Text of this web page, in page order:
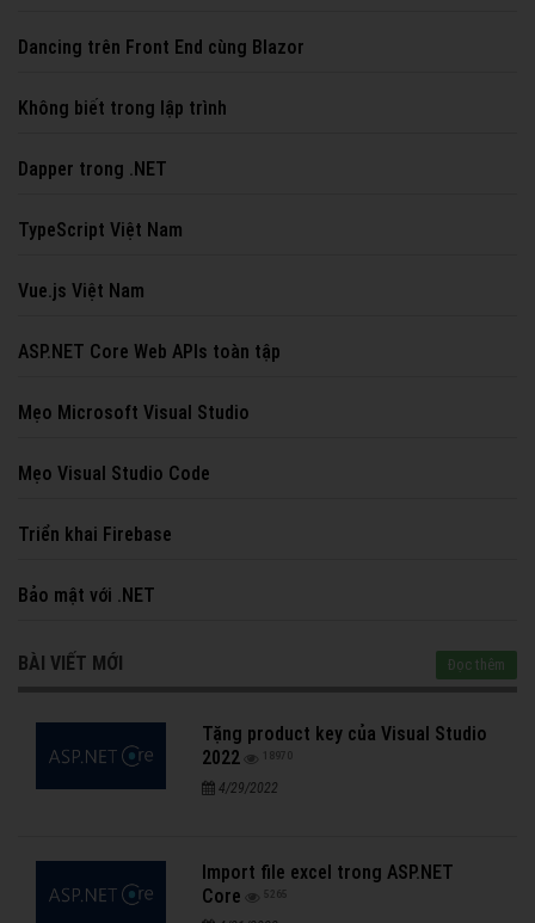
Dancing trên Front End cùng Blazor
Không biết trong lập trình
Dapper trong .NET
TypeScript Việt Nam
Vue.js Việt Nam
ASP.NET Core Web APIs toàn tập
Mẹo Microsoft Visual Studio
Mẹo Visual Studio Code
Triển khai Firebase
Bảo mật với .NET
BÀI VIẾT MỚI Đọc thêm
Tặng product key của Visual Studio
2022
18970
4/29/2022
Import file excel trong ASP.NET
Core
5265